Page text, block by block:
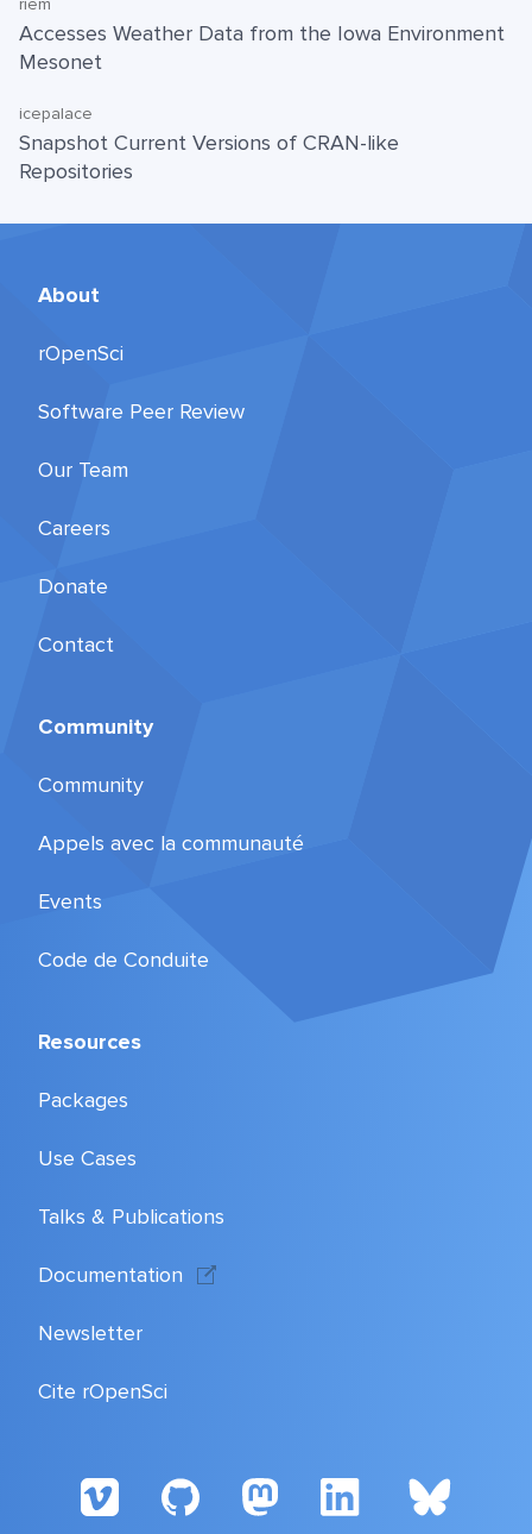
Accesses Weather Data from the Iowa Environment
Mesonet
icepalace
Snapshot Current Versions of CRAN-like
Repositories
About
rOpenSci
Software Peer Review
Our Team
Careers
Donate
Contact
Community
Community
Appels avec la communauté
Events
Code de Conduite
Resources
Packages
Use Cases
Talks & Publications
Documentation
Newsletter
Cite rOpenSci